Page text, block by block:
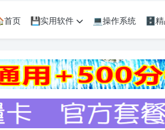
首页 💾实用软件 💻操作系统 🗄️精